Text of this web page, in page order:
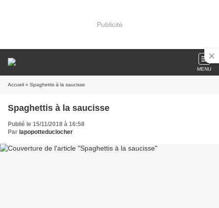
Publicité
MENU
Accueil » Spaghettis à la saucisse
Spaghettis à la saucisse
Publié le 15/11/2018 à 16:58
Par lapopotteduclocher